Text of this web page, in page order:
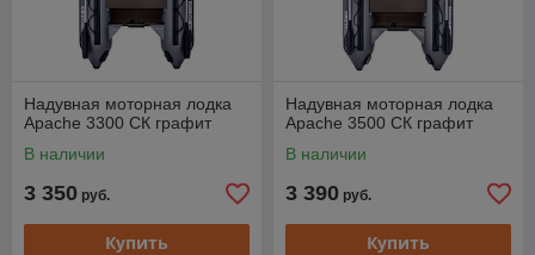
Надувная моторная лодка
Apache 3300 СК графит
В наличии
3 350 руб.
Купить
Надувная моторная лодка
Apache 3500 СК графит
В наличии
3 390 руб.
Купить